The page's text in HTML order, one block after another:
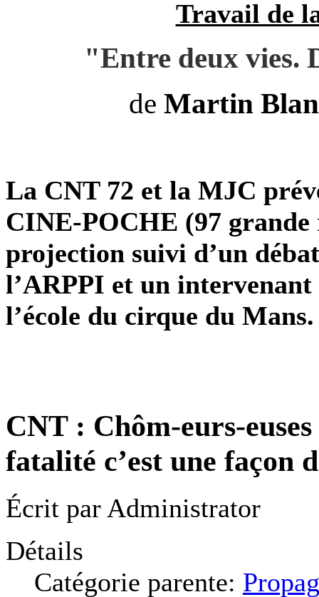
Travail de
"Entre deux vies.
de Martin
La CNT 72 et la MJC
CINE-POCHE (97
projection suivi d’un
l’ARPPI et un intervenant
l’école du cirque du Mans.
CNT : Chôm-eurs-
fatalité c’est une façon
Écrit par Administrator
Détails
Catégorie parente: